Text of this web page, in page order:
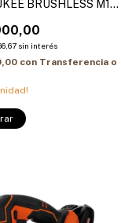
BRUSHLESS M18
sin interés
con Transferencia o